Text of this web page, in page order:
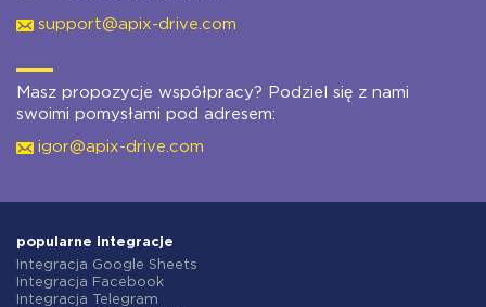
support@apix-drive.com
Masz propozycje współpracy? Podziel się z nami
swoimi pomysłami pod adresem:
igor@apix-drive.com
popularne integracje
Integracja Google Sheets
Integracja Facebook
Integracja Telegram